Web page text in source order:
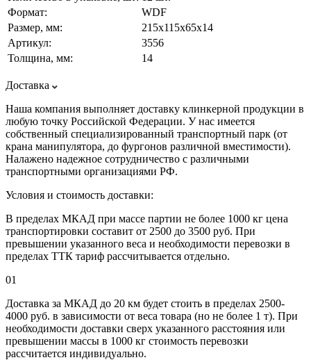
Формат:
WDF
Размер, мм:
215х115х65х14
Артикул:
3556
Толщина, мм:
14
Доставка
Наша компания выполняет доставку клинкерной продукции в
любую точку Российской Федерации. У нас имеется
собственный специализированный транспортный парк (от
крана манипулятора, до фургонов различной вместимости).
Налажено надежное сотрудничество с различными
транспортными организациями РФ.
Условия и стоимость доставки:
В пределах МКАД при массе партии не более 1000 кг цена
транспортировки составит от 2500 до 3500 руб. При
превышении указанного веса и необходимости перевозки в
пределах ТТК тариф рассчитывается отдельно.
01
Доставка за МКАД до 20 км будет стоить в пределах 2500-
4000 руб. в зависимости от веса товара (но не более 1 т). При
необходимости доставки сверх указанного расстояния или
превышении массы в 1000 кг стоимость перевозки
рассчитается индивидуально.